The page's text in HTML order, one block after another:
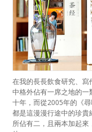
在我的長長飲食研究、
中格外佔有一席之地的
十年，而從2005年的《
都是這漫漫行途中的珍貴
所佔有二，且兩本加起